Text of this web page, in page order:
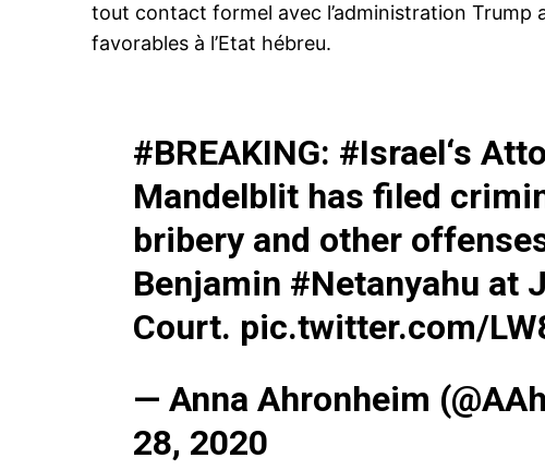
tout contact formel avec l’administration Trump
favorables à l’Etat hébreu.
#BREAKING: #Israel‘s
Mandelblit has filed
bribery and other
Benjamin #Netanyahu at
Court. pic.twitter.com/
— Anna Ahronheim
28, 2020